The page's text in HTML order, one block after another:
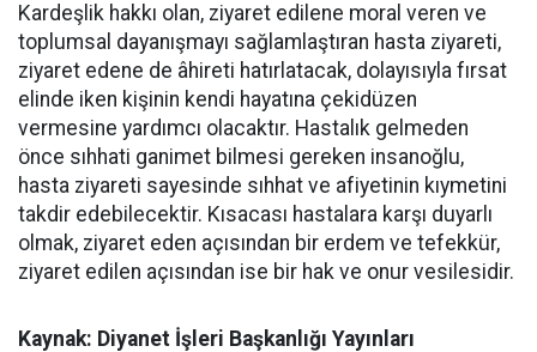
Kardeşlik hakkı olan, ziyaret edilene moral veren ve
toplumsal dayanışmayı sağlamlaştıran hasta ziyareti,
ziyaret edene de âhireti hatırlatacak, dolayısıyla fırsat
elinde iken kişinin kendi hayatına çekidüzen
vermesine yardımcı olacaktır. Hastalık gelmeden
önce sıhhati ganimet bilmesi gereken insanoğlu,
hasta ziyareti sayesinde sıhhat ve afiyetinin kıymetini
takdir edebilecektir. Kısacası hastalara karşı duyarlı
olmak, ziyaret eden açısından bir erdem ve tefekkür,
ziyaret edilen açısından ise bir hak ve onur vesilesidir.
Kaynak: Diyanet İşleri Başkanlığı Yayınları